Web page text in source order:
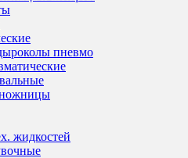
пневмо
жидкостей